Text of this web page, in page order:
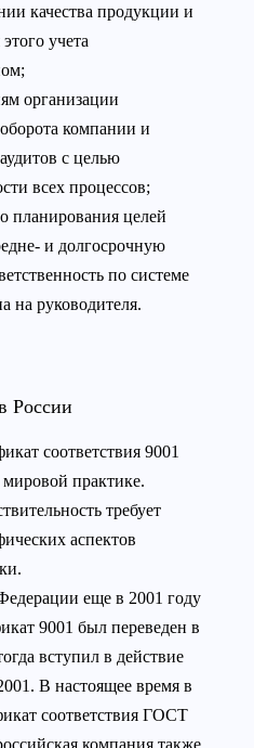
качества продукции и
учета
организации
компании и
с целью
всех процессов;
планирования целей
и долгосрочную
по системе
на руководителя.
России
соответствия 9001
практике.
требует
аспектов
еще в 2001 году
9001 был переведен в
вступил в действие
В настоящее время в
соответствия ГОСТ
компания также